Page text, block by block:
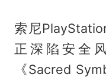
索尼
正深陷安全
《Sacred